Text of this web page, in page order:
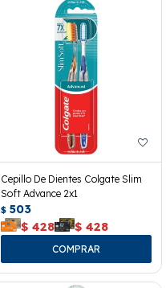
Cepillo De Dientes Colgate Slim
Soft Advance 2x1
$ 503
$ 428 $ 428